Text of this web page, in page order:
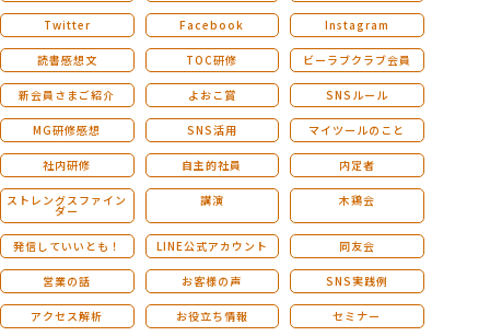
Twitter Facebook Instagram
読書感想文 TOC研修 ビーラブクラブ会員
新会員さまご紹介 よおこ賞 SNSルール
MG研修感想 SNS活用 マイツールのこと
社内研修 自主的社員 内定者
ストレングスファイン
ダー
講演 木鶏会
発信していいとも！ LINE公式アカウント 同友会
営業の話 お客様の声 SNS実践例
アクセス解析 お役立ち情報 セミナー